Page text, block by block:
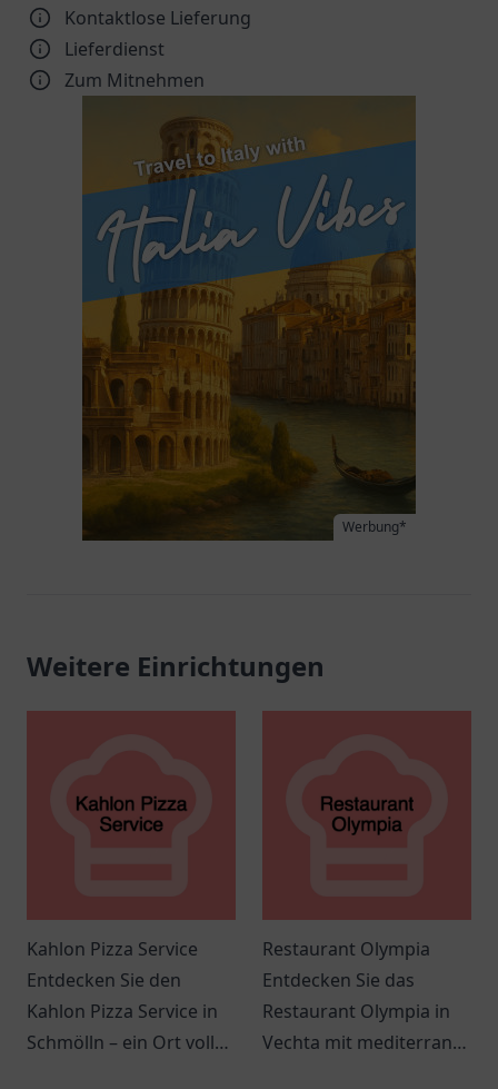
Kontaktlose Lieferung
Lieferdienst
Zum Mitnehmen
Werbung*
Weitere Einrichtungen
Kahlon Pizza Service
Entdecken Sie den
Kahlon Pizza Service in
Schmölln – ein Ort voller
Restaurant Olympia
Entdecken Sie das
Restaurant Olympia in
Vechta mit mediterraner